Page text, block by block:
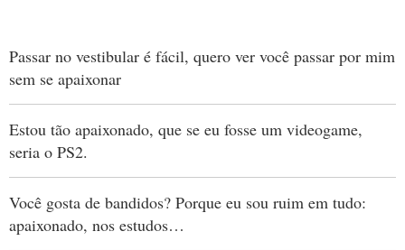
Passar no vestibular é fácil, quero ver você passar por mim
sem se apaixonar
Estou tão apaixonado, que se eu fosse um videogame,
seria o PS2.
Você gosta de bandidos? Porque eu sou ruim em tudo:
apaixonado, nos estudos…